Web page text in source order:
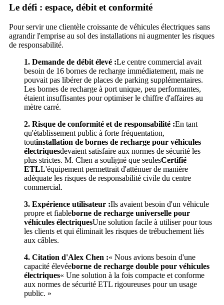
Le défi : espace, débit et conformité
Pour servir une clientèle croissante de véhicules électriques sans
agrandir l'emprise au sol des installations ni augmenter les risques
de responsabilité.
1. Demande de débit élevé :Le centre commercial avait
besoin de 16 bornes de recharge immédiatement, mais ne
pouvait pas libérer de places de parking supplémentaires.
Les bornes de recharge à port unique, peu performantes,
étaient insuffisantes pour optimiser le chiffre d'affaires au
mètre carré.
2. Risque de conformité et de responsabilité :En tant
qu'établissement public à forte fréquentation,
toutinstallation de bornes de recharge pour véhicules
électriquesdevaient satisfaire aux normes de sécurité les
plus strictes. M. Chen a souligné que seulesCertifié
ETLL'équipement permettrait d'atténuer de manière
adéquate les risques de responsabilité civile du centre
commercial.
3. Expérience utilisateur :Ils avaient besoin d'un véhicule
propre et fiableborne de recharge universelle pour
véhicules électriquesUne solution facile à utiliser pour tous
les clients et qui éliminait les risques de trébuchement liés
aux câbles.
4. Citation d'Alex Chen :« Nous avions besoin d'une
capacité élevéeborne de recharge double pour véhicules
électriques« Une solution à la fois compacte et conforme
aux normes de sécurité ETL rigoureuses pour un usage
public. »